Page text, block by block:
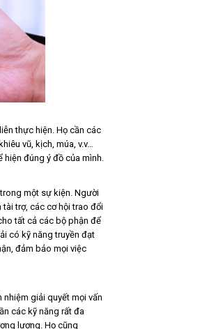
thực hiện. Họ cần các
vũ, kịch, múa, v.v…
hiện đúng ý đồ của mình.
một sự kiện. Người
trợ, các cơ hội trao đổi
tất cả các bộ phận để
có kỹ năng truyền đạt
đảm bảo mọi việc
giải quyết mọi vấn
các kỹ năng rất đa
lượng. Họ cũng